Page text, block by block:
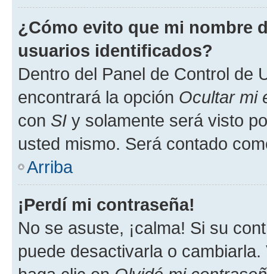
¿Cómo evito que mi nombre
usuarios identificados?
Dentro del Panel de Control de
encontrará la opción Ocultar mi
con SI y solamente será visto
usted mismo. Será contado
Arriba
¡Perdí mi contraseña!
No se asuste, ¡calma! Si su
puede desactivarla o